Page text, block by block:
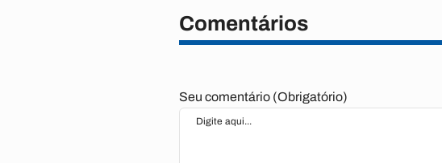
Comentários
Seu comentário (Obrigatório)